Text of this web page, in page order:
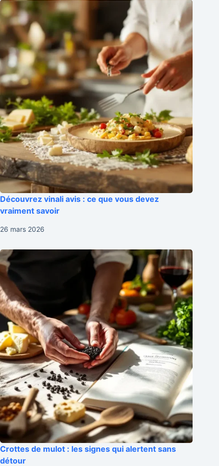
Découvrez vinali avis : ce que vous devez
vraiment savoir
26 mars 2026
Crottes de mulot : les signes qui alertent sans
détour